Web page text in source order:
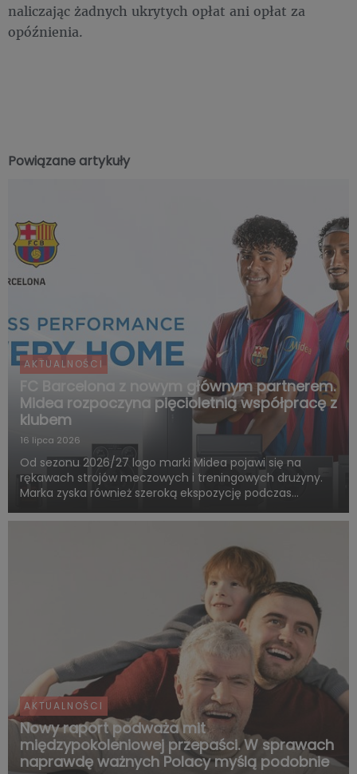
naliczając żadnych ukrytych opłat ani opłat za
opóźnienia.
Powiązane artykuły
AKTUALNOŚCI
FC Barcelona z nowym głównym partnerem.
Midea rozpoczyna pięcioletnią współpracę z
klubem
16 lipca 2026
Od sezonu 2026/27 logo marki Midea pojawi się na
rękawach strojów meczowych i treningowych drużyny.
Marka zyska również szeroką ekspozycję podczas
współpraca obejmie także wspólne działania skierowane
AKTUALNOŚCI
Nowy raport podważa mit
międzypokoleniowej przepaści. W sprawach
naprawdę ważnych Polacy myślą podobnie